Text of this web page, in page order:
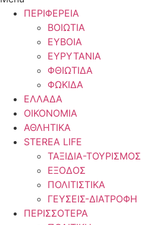
ΠΕΡΙΦΕΡΕΙΑ
ΒΟΙΩΤΙΑ
ΕΥΒΟΙΑ
ΕΥΡΥΤΑΝΙΑ
ΦΘΙΩΤΙΔΑ
ΦΩΚΙΔΑ
ΕΛΛΑΔΑ
ΟΙΚΟΝΟΜΙΑ
ΑΘΛΗΤΙΚΑ
STEREA LIFE
ΤΑΞΙΔΙΑ-ΤΟΥΡΙΣΜΟΣ
ΕΞΟΔΟΣ
ΠΟΛΙΤΙΣΤΙΚΑ
ΓΕΥΣΕΙΣ-ΔΙΑΤΡΟΦΗ
ΠΕΡΙΣΣΟΤΕΡΑ